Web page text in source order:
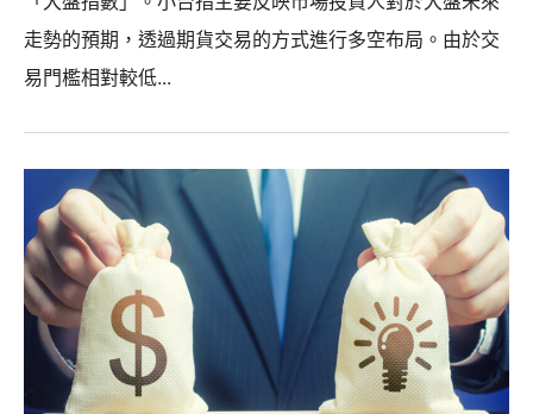
走勢的預期，透過期貨交易的方式進行多空布局。由於交
易門檻相對較低...